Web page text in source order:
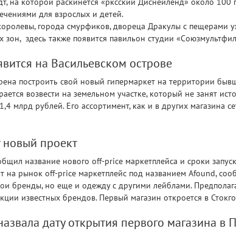
для взрослых и детей.
города смурфиков, двореца Дракулы с пещерами
зон, здесь также появится павильон студии
на Васильевском острове
построить свой новый гипермаркет на территории
возвести на земельном участке, который не занят
млрд рублей. Его ассортимент, как и в других магазина
новый проект
название нового off-price маркетплейса и сроки
на рынок off-price маркетплейс под названием Afound,
бренды, но еще и одежду с другими лейблами.
известных брендов. Первый магазин откроется в
дату открытия первого магазина в